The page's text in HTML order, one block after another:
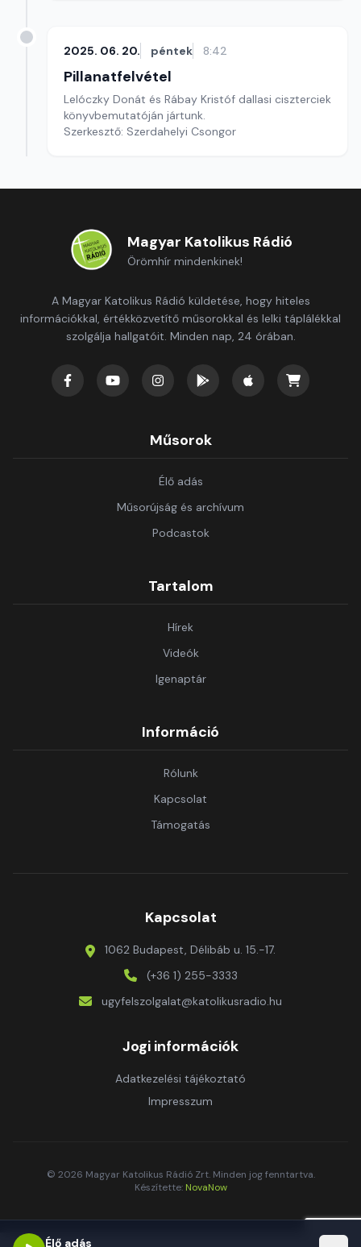
2025. 06. 20. péntek 8:42
Pillanatfelvétel
Lelóczky Donát és Rábay Kristóf dallasi ciszterciek
könyvbemutatóján jártunk.
Szerkesztő: Szerdahelyi Csongor
Magyar Katolikus Rádió
Örömhír mindenkinek!
A Magyar Katolikus Rádió küldetése, hogy hiteles
információkkal, értékközvetítő műsorokkal és lelki táplálékkal
szolgálja hallgatóit. Minden nap, 24 órában.
Műsorok
Élő adás
Műsorújság és archívum
Podcastok
Tartalom
Hírek
Videók
Igenaptár
Információ
Rólunk
Kapcsolat
Támogatás
Kapcsolat
1062 Budapest, Délibáb u. 15.-17.
(+36 1) 255-3333
ugyfelszolgalat@katolikusradio.hu
Jogi információk
Adatkezelési tájékoztató
Impresszum
© 2026 Magyar Katolikus Rádió Zrt. Minden jog fenntartva.
Készítette: NovaNow
Élő adás